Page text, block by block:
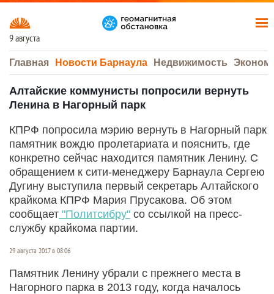
9 августа
Главная Новости Барнаула Недвижимость
Алтайские коммунисты попросили вернуть
Ленина в Нагорный парк
КПРФ попросила мэрию вернуть в Нагорный парк
памятник вождю пролетариата и пояснить, где
конкретно сейчас находится памятник Ленину. С
обращением к сити-менеджеру Барнаула Сергею
Дугину выступила первый секретарь Алтайского
крайкома КПРФ Мария Прусакова. Об этом
сообщает "Политсибру" со ссылкой на пресс-
службу крайкома партии.
29 августа 2017 в 08:06
Памятник Ленину убрали с прежнего места в
Нагорного парка в 2013 году, когда началось